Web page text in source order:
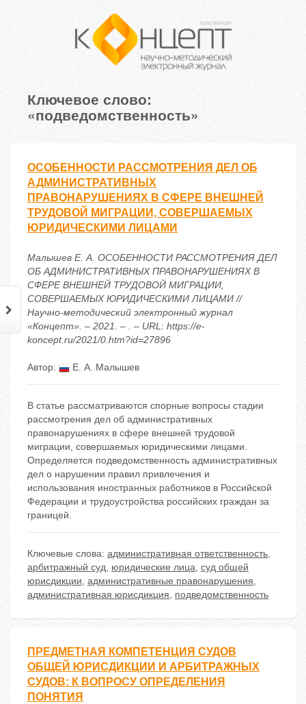
Ключевое слово:
«подведомственность»
ОСОБЕННОСТИ РАССМОТРЕНИЯ ДЕЛ ОБ
АДМИНИСТРАТИВНЫХ
ПРАВОНАРУШЕНИЯХ В СФЕРЕ ВНЕШНЕЙ
ТРУДОВОЙ МИГРАЦИИ, СОВЕРШАЕМЫХ
ЮРИДИЧЕСКИМИ ЛИЦАМИ
Малышев Е. А. ОСОБЕННОСТИ РАССМОТРЕНИЯ ДЕЛ
ОБ АДМИНИСТРАТИВНЫХ ПРАВОНАРУШЕНИЯХ В
СФЕРЕ ВНЕШНЕЙ ТРУДОВОЙ МИГРАЦИИ,
СОВЕРШАЕМЫХ ЮРИДИЧЕСКИМИ ЛИЦАМИ //
Научно-методический электронный журнал
«Концепт». – 2021. – . – URL: https://e-
koncept.ru/2021/0.htm?id=27896
Автор: Е. А. Малышев
В статье рассматриваются спорные вопросы стадии
рассмотрения дел об административных
правонарушениях в сфере внешней трудовой
миграции, совершаемых юридическими лицами.
Определяется подведомственность административных
дел о нарушении правил привлечения и
использования иностранных работников в Российской
Федерации и трудоустройства российских граждан за
границей.
Ключевые слова: административная ответственность,
арбитражный суд, юридические лица, суд общей
юрисдикции, административные правонарушения,
административная юрисдикция, подведомственность
ПРЕДМЕТНАЯ КОМПЕТЕНЦИЯ СУДОВ
ОБЩЕЙ ЮРИСДИКЦИИ И АРБИТРАЖНЫХ
СУДОВ: К ВОПРОСУ ОПРЕДЕЛЕНИЯ
ПОНЯТИЯ